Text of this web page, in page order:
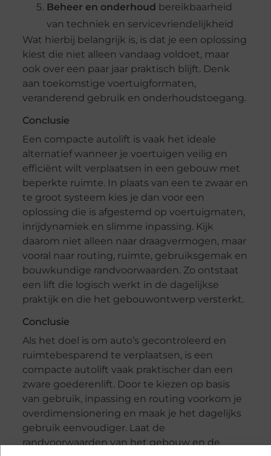
Beheer en onderhoud bereikbaarheid
van techniek en servicevriendelijkheid
Wat hierbij belangrijk is, is dat je een oplossing
kiest die niet alleen vandaag voldoet, maar
ook over een paar jaar praktisch blijft. Denk
aan toekomstige voertuigformaten,
veranderend gebruik en onderhoudstoegang.
Conclusie
Een compacte autolift is vaak het ideale
alternatief wanneer je voertuigen veilig en
efficiënt wilt verplaatsen in een gebouw met
beperkte ruimte. In plaats van een te zwaar en
te groot systeem kies je dan voor een
oplossing die is afgestemd op voertuigmaten,
inrijdynamiek en slimme inpassing. Kijk
daarom niet alleen naar draagvermogen, maar
vooral naar routing, ruimte, gebruiksgemak en
bouwkundige randvoorwaarden. Zo ontstaat
een lift die logisch werkt in de dagelijkse
praktijk en die het gebouwontwerp versterkt.
Conclusie
Als het doel is om auto’s gecontroleerd en
ruimtebesparend te verplaatsen, is een
compacte autolift vaak praktischer dan een
zware goederenlift. Door te kiezen op basis
van gebruik, inpassing en routing voorkom je
overdimensionering en maak je het dagelijks
gebruik eenvoudiger. Laat de
randvoorwaarden van het gebouw en de